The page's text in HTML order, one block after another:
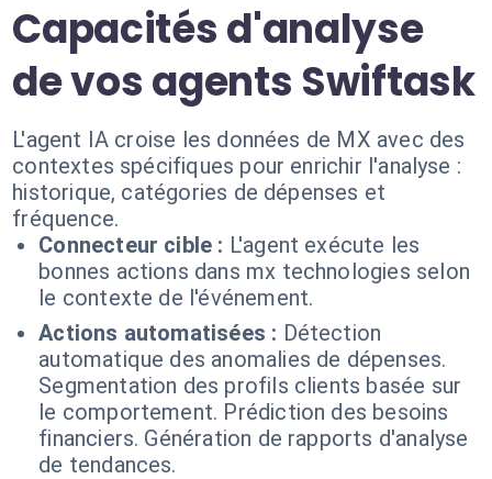
Capacités d'analyse
de vos agents Swiftask
L'agent IA croise les données de MX avec des
contextes spécifiques pour enrichir l'analyse :
historique, catégories de dépenses et
fréquence.
Connecteur cible : L'agent exécute les
bonnes actions dans mx technologies selon
le contexte de l'événement.
Actions automatisées : Détection
automatique des anomalies de dépenses.
Segmentation des profils clients basée sur
le comportement. Prédiction des besoins
financiers. Génération de rapports d'analyse
de tendances.